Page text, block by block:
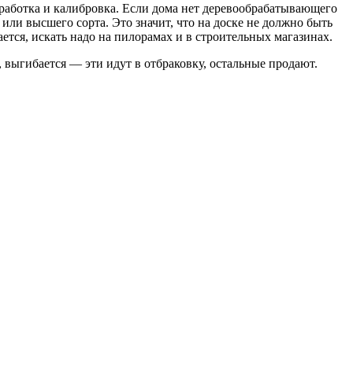
и калибровка. Если дома нет деревообрабатывающего
высшего сорта. Это значит, что на доске не должно быть
искать надо на пилорамах и в строительных магазинах.
— эти идут в отбраковку, остальные продают.